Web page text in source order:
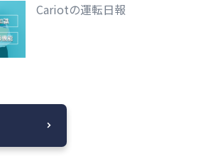
Cariotの運転日報